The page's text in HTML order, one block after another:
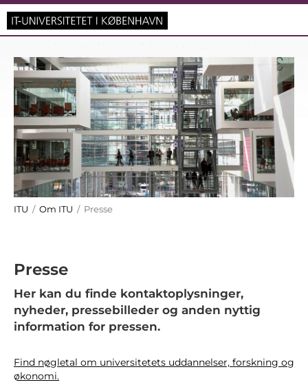
ITU / Om ITU / Presse
Presse
Her kan du finde kontaktoplysninger,
nyheder, pressebilleder og anden nyttig
information for pressen.
Find nøgletal om universitetets uddannelser, forskning og
økonomi.